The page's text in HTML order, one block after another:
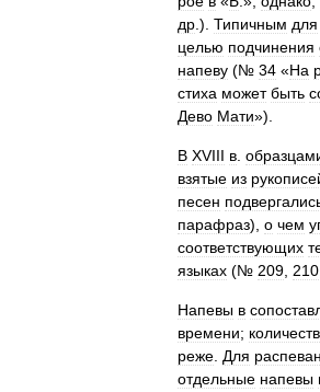
др .). Типичным для
целью подчинения
напеву (№ 34 «На
стиха может быть
Дево Мати»).
В XVIII в
взятые из
песен
парафраз), о чем
соответствующих
языках (№ 209 210
Напевы в
времени;
реже Для
отдельные напевы